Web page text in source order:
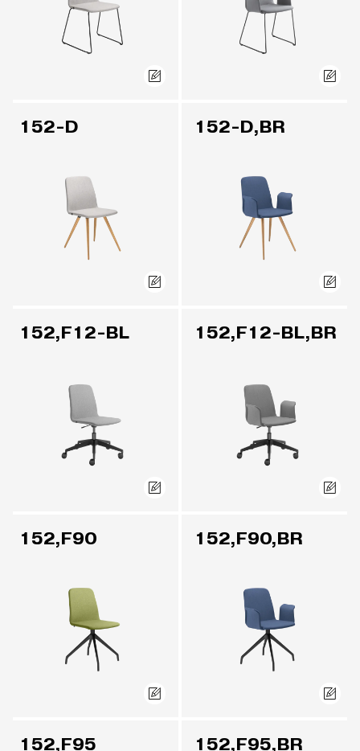
152-D 152-D,BR
152,F12-BL 152,F12-BL,BR
152,F90 152,F90,BR
152,F95 152,F95,BR